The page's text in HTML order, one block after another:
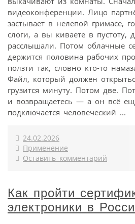
видеоконференции. Лицо
застывает в нелепой гримасе,
слоги, а вы киваете в пустоту,
расслышали. Потом облачные
держится половина рабочих
ползти так, словно кто-то
Файл, который должен
грузится минуту. Потом две.
и возвращаетесь — а он всё
подключается человеческий ...
24.02.2026
Применение
Оставить комментарий
Как пройти
электроники в